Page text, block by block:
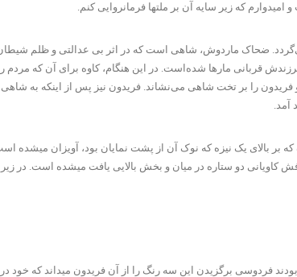
که زیر سایه آن بر ملتها فرمانروایی کنم.
ضحاک ماردوش، شاهی است که در اثر بی عدالتی و ظلم
قربانی مارها شده‌است. در این هنگام، کاوه برای آن که مردم
را بر تخت شاهی می‌نشاند. فریدون نیز پس از اینکه به شاهی
آمد.
بالای یک نیزه که نوک آن از پشت نمایان بود، آویزان میشده
کاویانی دو ستاره در میان و بخش بالایی یافت میشده است. در
برگزیدن این سه رنگ را از آن فریدون میداند که خود